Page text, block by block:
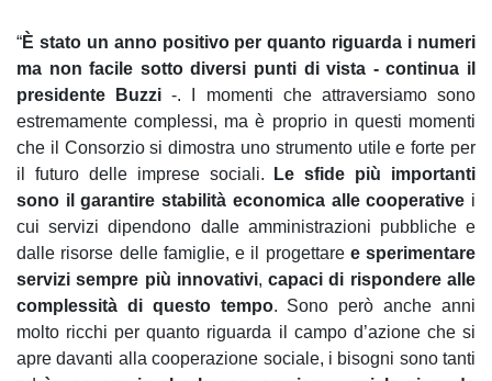
“È stato un anno positivo per quanto riguarda i numeri
ma non facile sotto diversi punti di vista - continua il
presidente Buzzi -. I momenti che attraversiamo sono
estremamente complessi, ma è proprio in questi momenti
che il Consorzio si dimostra uno strumento utile e forte per
il futuro delle imprese sociali.
Le sfide più importanti
sono il garantire stabilità economica alle cooperative i
cui servizi dipendono dalle amministrazioni pubbliche e
dalle risorse delle famiglie, e il progettare e sperimentare
servizi sempre più innovativi,capaci di rispondere alle
complessità di questo tempo. Sono però anche anni
molto ricchi per quanto riguarda il campo d’azione che si
apre davanti alla cooperazione sociale, i bisogni sono tanti